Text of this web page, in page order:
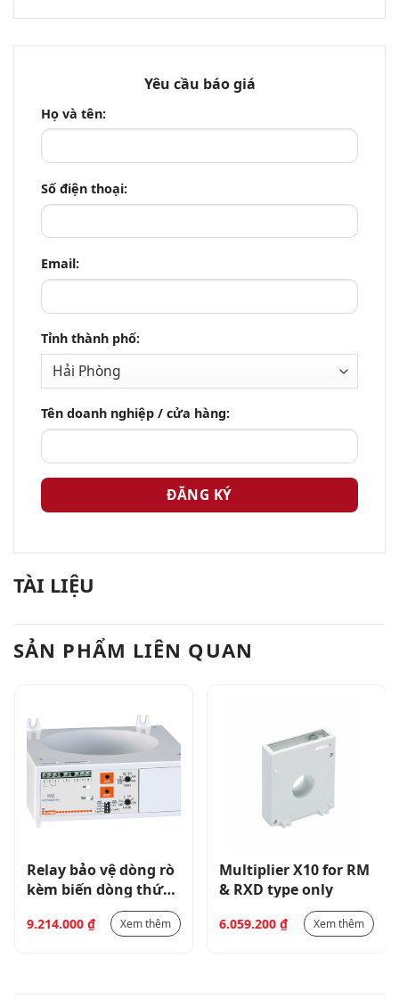
Yêu cầu báo giá
Họ và tên:
Số điện thoại:
Email:
Tỉnh thành phố:
Tên doanh nghiệp / cửa hàng:
TÀI LIỆU
SẢN PHẨM LIÊN QUAN
Relay bảo vệ dòng rò
kèm biến dòng thứ
tự không 60mm
9.214.000 ₫ Xem thêm
Multiplier X10 for RM
& RXD type only
6.059.200 ₫ Xem thêm